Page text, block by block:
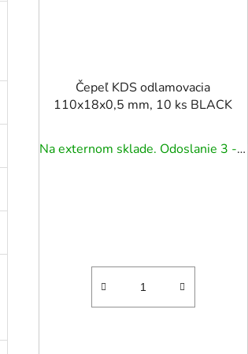
Čepeľ KDS odlamovacia
110x18x0,5 mm, 10 ks BLACK
Na externom sklade. Odoslanie 3 - 5 prac. dní.